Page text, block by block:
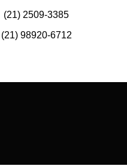
(21) 2509-3385
(21) 98920-6712